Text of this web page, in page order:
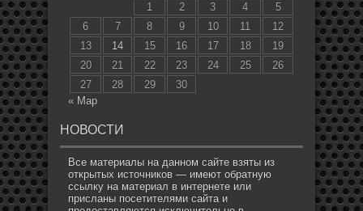
1
2 3 4
5
6
7 8 9 10 11
12
13
14 15 16 17 18
19
20
21 22 23 24 25
26
27
28 29
30
« Мар
НОВОСТИ
Все материалы на данном сайте взяты из
открытых источников — имеют обратную
ссылку на материал в интернете или
присланы посетителями сайта и